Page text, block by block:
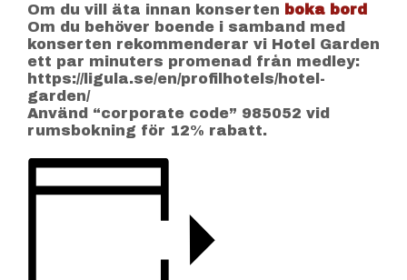
Om du vill äta innan konserten boka bord
Om du behöver boende i samband med
konserten rekommenderar vi Hotel Garden
ett par minuters promenad från medley:
https://ligula.se/en/profilhotels/hotel-
garden/
Använd “corporate code” 985052 vid
rumsbokning för 12% rabatt.